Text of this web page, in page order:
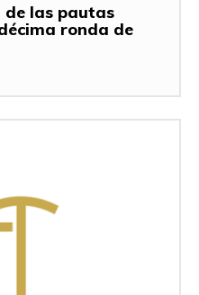
de las pautas
ronda de